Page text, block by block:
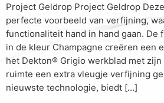
Project Geldrop Project Geldrop
perfecte voorbeeld van verfijning,
functionaliteit hand in hand gaan. De
in de kleur Champagne creëren een
het Dekton® Grigio werkblad met
ruimte een extra vleugje verfijning
nieuwste technologie, biedt […]